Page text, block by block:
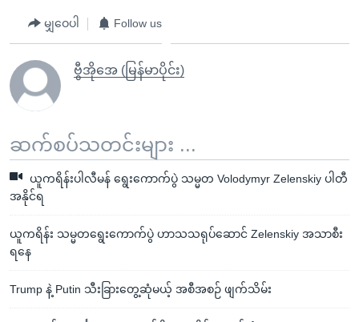
မျှဝေပါ Follow us
ဗွီအိုအေ (မြန်မာပိုင်း)
ဆက်စပ်သတင်းများ ...
ယူကရိန်းပါလီမန် ရွေးကောက်ပွဲ သမ္မတ Volodymyr Zelenskiy ပါတီ
အနိုင်ရ
ယူကရိန်း သမ္မတရွေးကောက်ပွဲ ဟာသသရုပ်ဆောင် Zelenskiy အသာစီး
ရနေ
Trump နဲ့ Putin သီးခြားတွေ့ဆုံမယ့် အစီအစဉ် ဖျက်သိမ်း